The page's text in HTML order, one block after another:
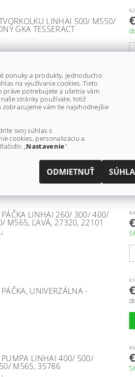
LINHAI 500/ M550/
GKA TESSERACT
FILTER LINHAI 500/
35356E
PÁČKA LINHAI 200/ 260/ 300/
M550/ M565/ M750, ĽAVÁ,
PÁČKA LINHAI 260/ 300/ 400/
M565, ĽAVÁ, 27320, 22101
UNIVERZÁLNA -
PUMPA LINHAI 400/ 500/
M565, 35786
ponuky a produkty, jednoducho
na využívanie cookies. Tieto
potrebujete a ušetria vám
stránky používate, totiž
vám tie najvhodnejšie
svoj súhlas s
cookies, personalizáciu a
„Nastavenie".
ODMIETNUŤ